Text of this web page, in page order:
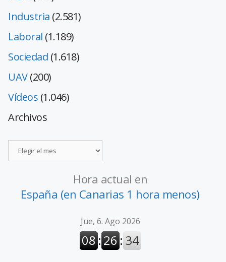
Industria (2.581)
Laboral (1.189)
Sociedad (1.618)
UAV(200)
Vídeos (1.046)
Archivos
Hora actual en
España (en Canarias 1 hora menos)